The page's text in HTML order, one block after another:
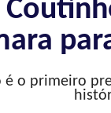
é o primeiro